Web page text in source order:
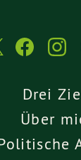
Drei
Über